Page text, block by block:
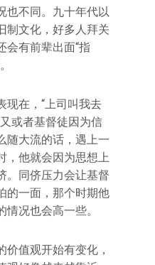
也不同。九十年代以
制文化，好多人拜关
会有前辈出面“指
现在，“上司叫我去
或者基督徒因为信
随大流的话，遇上一
，他就会因为思想上
。同侪压力会让基督
的一面，那个时期他
况也会高一些。
价值观开始有变化，